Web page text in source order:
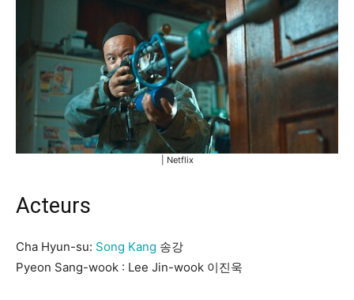
| Netflix
Acteurs
Cha Hyun-su: Song Kang 송강
Pyeon Sang-wook : Lee Jin-wook 이진욱